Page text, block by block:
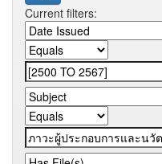
Current filters: